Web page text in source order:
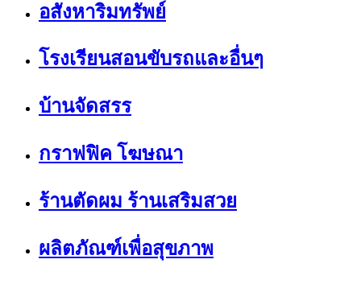
อสังหาริมทรัพย์
โรงเรียนสอนขับรถและอื่นๆ
บ้านจัดสรร
กราฟฟิค โฆษณา
ร้านตัดผม ร้านเสริมสวย
ผลิตภัณฑ์เพื่อสุขภาพ